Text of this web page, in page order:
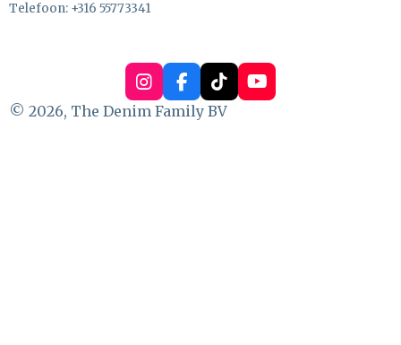
Telefoon: +316 55773341
I
n
s
F
a
c
T
i
k
Y
o
© 2026, The Denim Family BV